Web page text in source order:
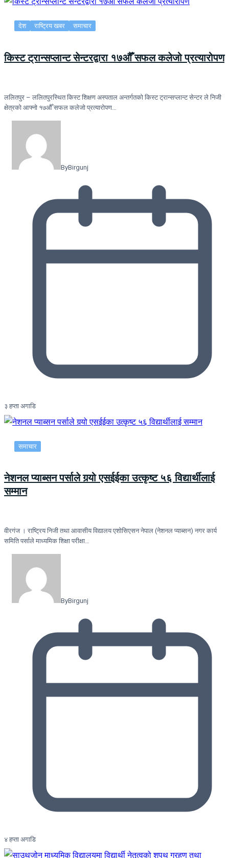
देश राष्ट्रिय खबर समाचार
किस्ट ट्रान्सप्लान्ट सेन्टरद्वारा १७औँ सफल कलेजो प्रत्यारोपण
ललितपुर – ललितपुरस्थित किस्ट शिक्षण अस्पताल अन्तर्गतको किस्ट ट्रान्सप्लान्ट सेन्टर ले निजी
क्षेत्रको आफ्नो १७औँ सफल कलेजो प्रत्यारोपण…
ByBirgunj
३ हप्ता अगाडि
समाचार
नेशनल प्याब्सन पर्साले गर्‍यो एसईईका उत्कृष्ट ५६ विद्यार्थीलाई
सम्मान
वीरगंज । राष्ट्रिय निजी तथा आवासीय विद्यालय एशोसिएसन नेपाल (नेशनल प्याब्सन) नगर कार्य
समिति पर्साले माध्यमिक शिक्षा परीक्षा…
ByBirgunj
४ हप्ता अगाडि